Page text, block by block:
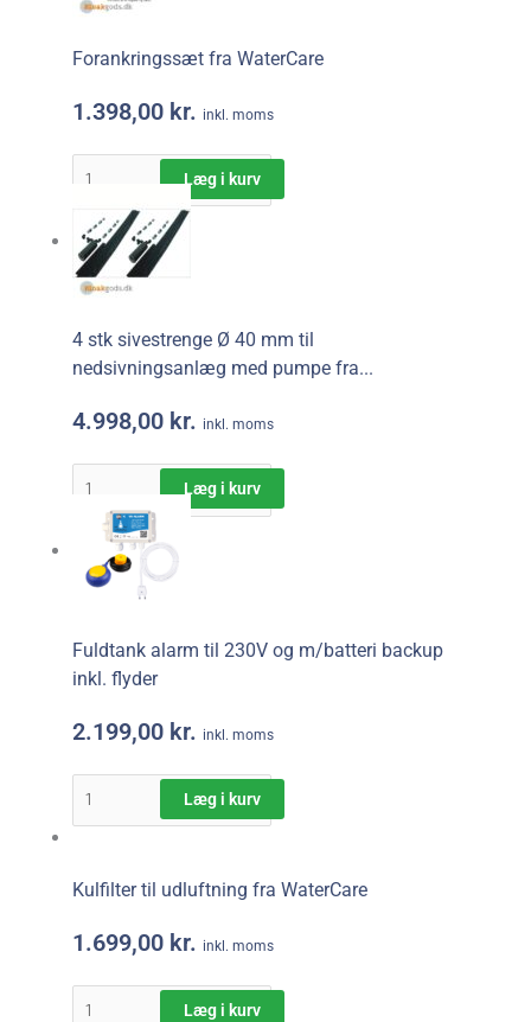
Forankringssæt fra WaterCare
1.398,00 kr. inkl. moms
Læg i kurv
4 stk sivestrenge Ø 40 mm til
nedsivningsanlæg med pumpe fra...
4.998,00 kr. inkl. moms
Læg i kurv
Fuldtank alarm til 230V og m/batteri backup
inkl. flyder
2.199,00 kr. inkl. moms
Læg i kurv
Kulfilter til udluftning fra WaterCare
1.699,00 kr. inkl. moms
Læg i kurv